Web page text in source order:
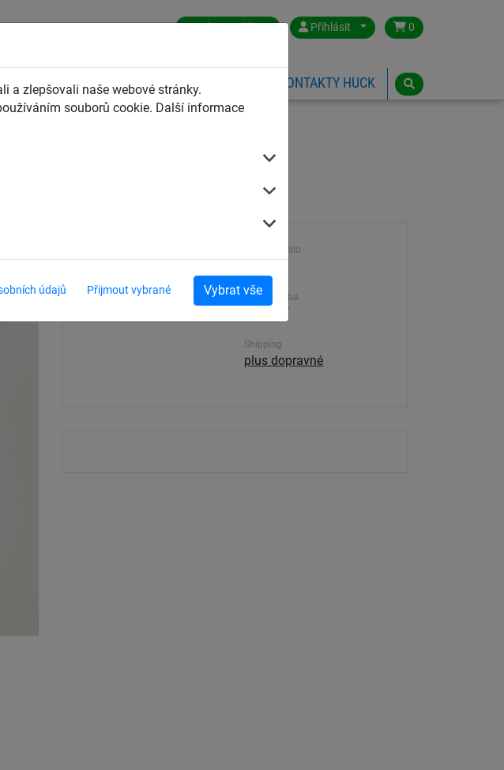
a zlepšovali naše webové stránky.
souborů cookie. Další informace
údajů Přijmout vybrané Vybrat vše
Czech Republic Přihlásit 0
DĚTSKÁ LANOVÁ HŘIŠTĚ KONTAKTY HUCK
Výrobek číslo
Dodací doba.
7-21 dní
Shipping
plus dopravné